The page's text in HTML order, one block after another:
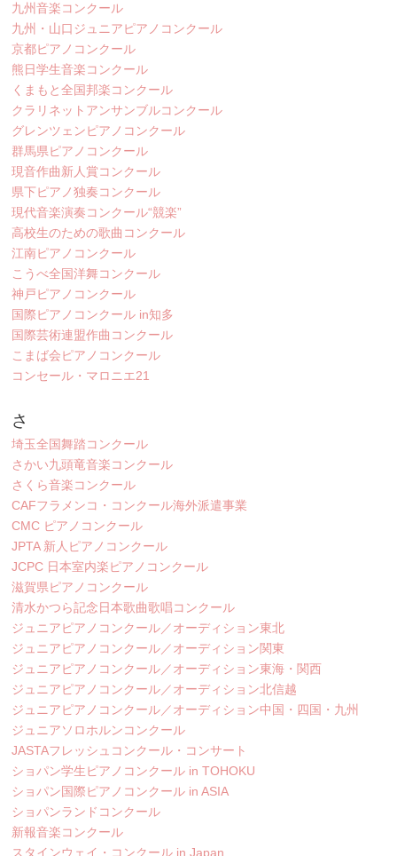
九州音楽コンクール
九州・山口ジュニアピアノコンクール
京都ピアノコンクール
熊日学生音楽コンクール
くまもと全国邦楽コンクール
クラリネットアンサンブルコンクール
グレンツェンピアノコンクール
群馬県ピアノコンクール
現音作曲新人賞コンクール
県下ピアノ独奏コンクール
現代音楽演奏コンクール“競楽”
高校生のための歌曲コンクール
江南ピアノコンクール
こうべ全国洋舞コンクール
神戸ピアノコンクール
国際ピアノコンクール in知多
国際芸術連盟作曲コンクール
こまば会ピアノコンクール
コンセール・マロニエ21
さ
埼玉全国舞踏コンクール
さかい九頭竜音楽コンクール
さくら音楽コンクール
CAFフラメンコ・コンクール海外派遣事業
CMC ピアノコンクール
JPTA 新人ピアノコンクール
JCPC 日本室内楽ピアノコンクール
滋賀県ピアノコンクール
清水かつら記念日本歌曲歌唱コンクール
ジュニアピアノコンクール／オーディション東北
ジュニアピアノコンクール／オーディション関東
ジュニアピアノコンクール／オーディション東海・関西
ジュニアピアノコンクール／オーディション北信越
ジュニアピアノコンクール／オーディション中国・四国・九州
ジュニアソロホルンコンクール
JASTAフレッシュコンクール・コンサート
ショパン学生ピアノコンクール in TOHOKU
ショパン国際ピアノコンクール in ASIA
ショパンランドコンクール
新報音楽コンクール
スタインウェイ・コンクール in Japan